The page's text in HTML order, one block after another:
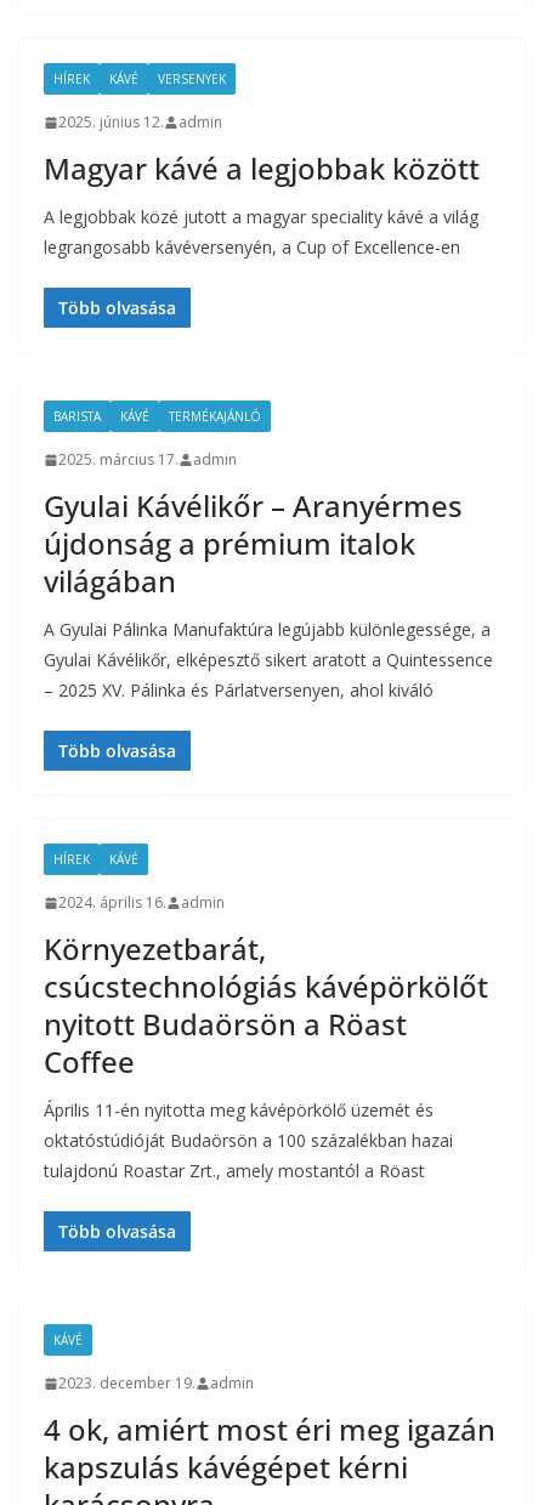
HÍREK KÁVÉ VERSENYEK
2025. június 12. admin
Magyar kávé a legjobbak között
A legjobbak közé jutott a magyar speciality kávé a világ
legrangosabb kávéversenyén, a Cup of Excellence-en
Több olvasása
BARISTA KÁVÉ TERMÉKAJÁNLÓ
2025. március 17. admin
Gyulai Kávélikőr – Aranyérmes
újdonság a prémium italok
világában
A Gyulai Pálinka Manufaktúra legújabb különlegessége, a
Gyulai Kávélikőr, elképesztő sikert aratott a Quintessence
– 2025 XV. Pálinka és Párlatversenyen, ahol kiváló
Több olvasása
HÍREK KÁVÉ
2024. április 16. admin
Környezetbarát,
csúcstechnológiás kávépörkölőt
nyitott Budaörsön a Röast
Coffee
Április 11-én nyitotta meg kávépörkölő üzemét és
oktatóstúdióját Budaörsön a 100 százalékban hazai
tulajdonú Roastar Zrt., amely mostantól a Röast
Több olvasása
KÁVÉ
2023. december 19. admin
4 ok, amiért most éri meg igazán
kapszulás kávégépet kérni